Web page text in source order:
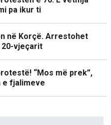
pa ikur ti
në Korçë. Arrestohet
20-vjeçarit
“Mos më prek”,
e fjalimeve